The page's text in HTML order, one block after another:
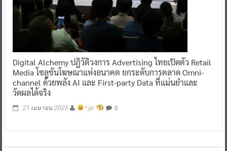
Digital Alchemy ปฎิวัติวงการ Advertising ไทยเปิดตัว Retail
Media โซลูชันโฆษณาแห่งอนาคต ยกระดับการตลาด Omni-
channel ด้วยพลัง AI และ First-party Data ที่แม่นยำและ
วัดผลได้จริง
21 เมษายน 2025 ^ jo ^ 0